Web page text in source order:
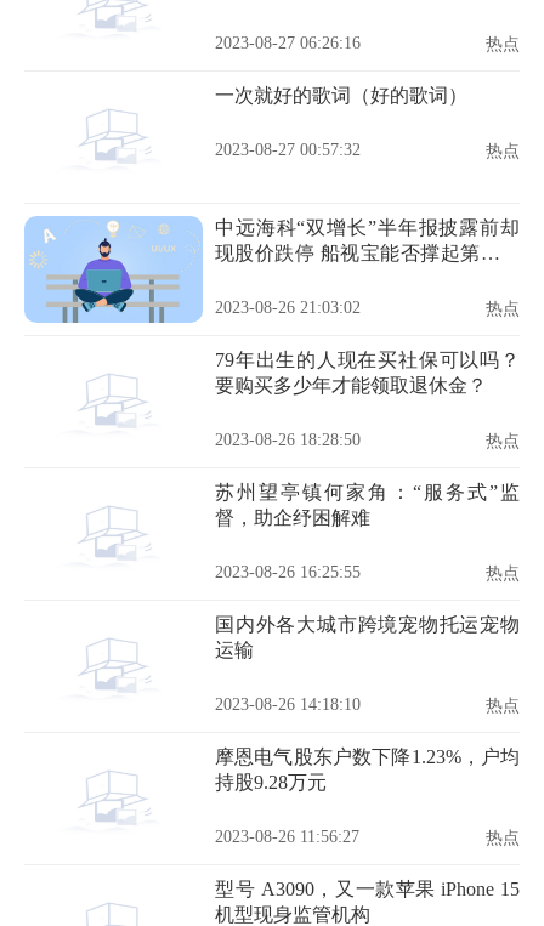
2023-08-27 06:26:16 热点
一次就好的歌词（好的歌词）
2023-08-27 00:57:32 热点
中远海科“双增长”半年报披露前却
现股价跌停 船视宝能否撑起第二增
2023-08-26 21:03:02 热点
79年出生的人现在买社保可以吗？
要购买多少年才能领取退休金？
2023-08-26 18:28:50 热点
苏州望亭镇何家角：“服务式”监
督，助企纾困解难
2023-08-26 16:25:55 热点
国内外各大城市跨境宠物托运宠物
运输
2023-08-26 14:18:10 热点
摩恩电气股东户数下降1.23%，户均
持股9.28万元
2023-08-26 11:56:27 热点
型号 A3090，又一款苹果 iPhone 15
机型现身监管机构